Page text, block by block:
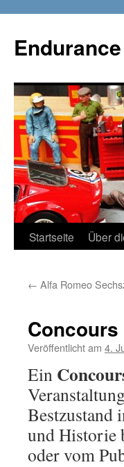
springen
Startseite Über
← Alfa Romeo
Concours
Veröffentlicht am 4.
Ein
Bestzustand
und Historie
oder vom